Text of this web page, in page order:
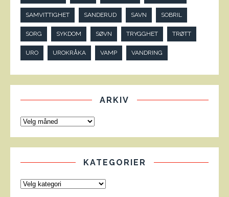
SAMVITTIGHET SANDERUD SAVN SOBRIL
SORG SYKDOM SØVN TRYGGHET TRØTT
URO UROKRÅKA VAMP VANDRING
ARKIV
KATEGORIER